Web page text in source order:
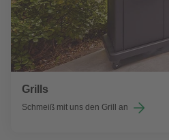
Grills
Schmeiß mit uns den Grill an